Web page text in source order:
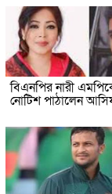
বিএনপির নারী
নোটিশ পাঠালেন